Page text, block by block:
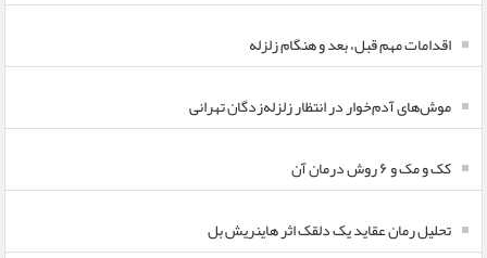
اقدامات مهم قبل، بعد و هنگام زلزله
موش‌های آدم‌خوار در انتظار زلزله‌زدگان تهرانی
کک و مک و ۶ روش درمان آن
تحلیل رمان عقاید یک دلقک اثر هاینریش بل